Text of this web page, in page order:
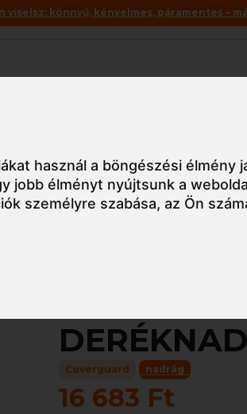
használ a böngészési élmény
jobb élményt nyújtsunk a
személyre szabása,az Ön
könnyű, kényelmes, páramentes –
Coverguard nadrág
16 683 Ft